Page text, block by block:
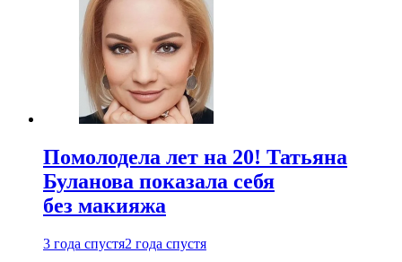
Помолодела лет на 20! Татьяна
Буланова показала себя
без макияжа
3 года спустя2 года спустя